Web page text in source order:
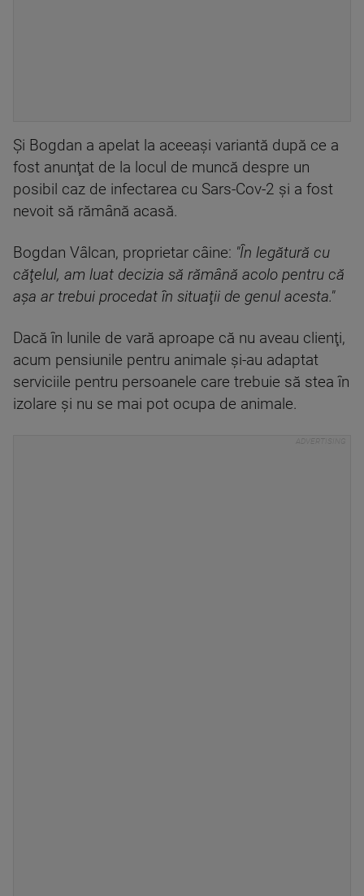
Şi Bogdan a apelat la aceeaşi variantă după ce a
fost anunţat de la locul de muncă despre un
posibil caz de infectarea cu Sars-Cov-2 şi a fost
nevoit să rămână acasă.
Bogdan Vâlcan, proprietar câine: "În legătură cu
căţelul, am luat decizia să rămână acolo pentru că
aşa ar trebui procedat în situaţii de genul acesta."
Dacă în lunile de vară aproape că nu aveau clienţi,
acum pensiunile pentru animale şi-au adaptat
serviciile pentru persoanele care trebuie să stea în
izolare şi nu se mai pot ocupa de animale.